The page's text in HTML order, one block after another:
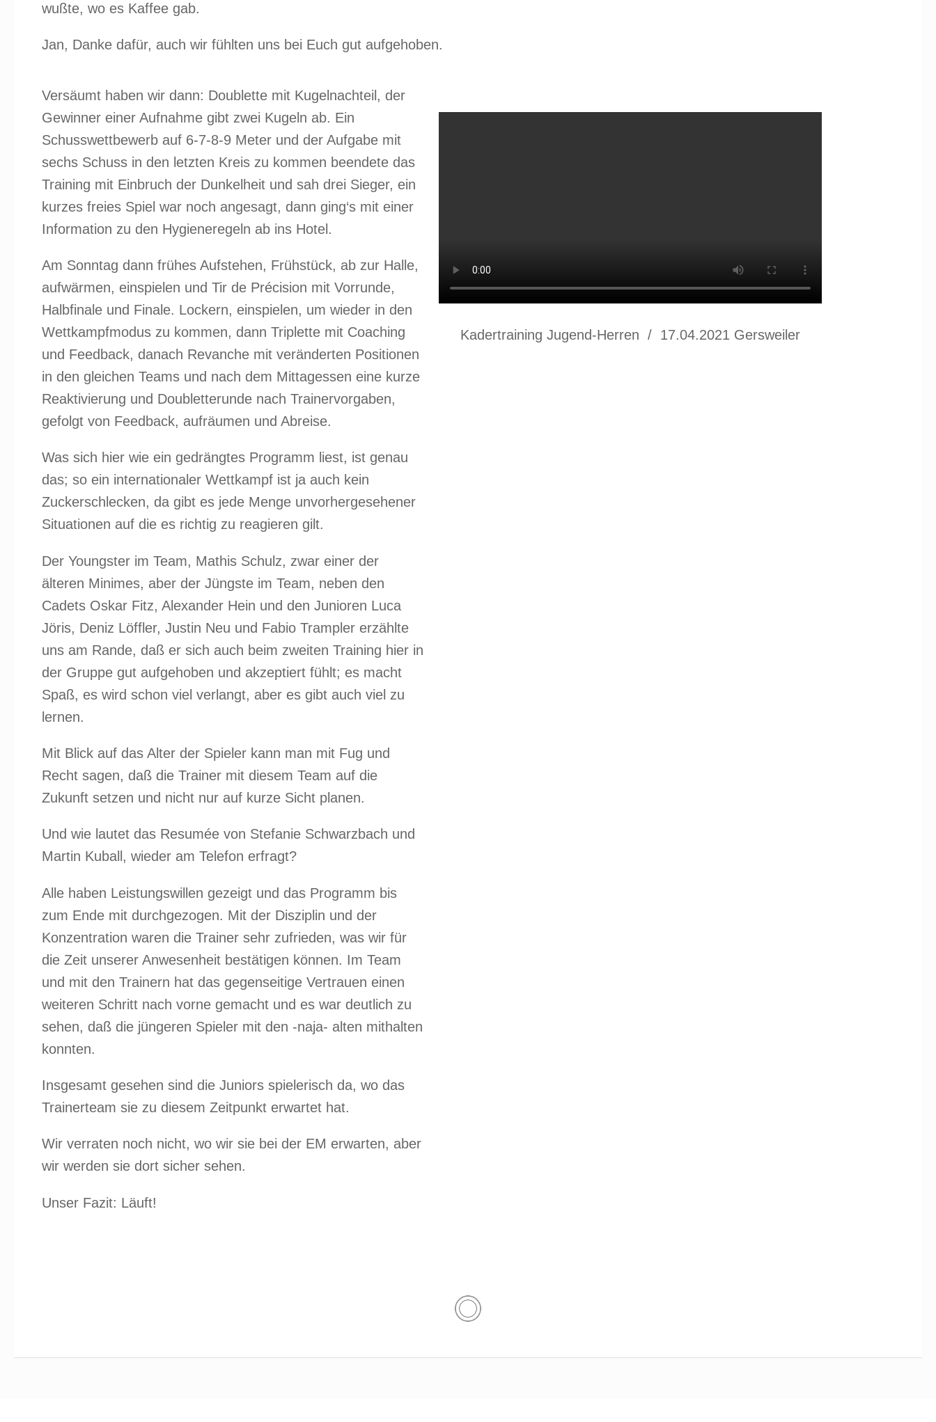
wußte, wo es Kaffee gab.
Jan, Danke dafür, auch wir fühlten uns bei Euch gut aufgehoben.
Versäumt haben wir dann: Doublette mit Kugelnachteil, der
Gewinner einer Aufnahme gibt zwei Kugeln ab. Ein
Schusswettbewerb auf 6-7-8-9 Meter und der Aufgabe mit
sechs Schuss in den letzten Kreis zu kommen beendete das
Training mit Einbruch der Dunkelheit und sah drei Sieger, ein
kurzes freies Spiel war noch angesagt, dann ging‘s mit einer
Information zu den Hygieneregeln ab ins Hotel.
Am Sonntag dann frühes Aufstehen, Frühstück, ab zur Halle,
aufwärmen, einspielen und Tir de Précision mit Vorrunde,
Halbfinale und Finale. Lockern, einspielen, um wieder in den
Wettkampfmodus zu kommen, dann Triplette mit Coaching
und Feedback, danach Revanche mit veränderten Positionen
in den gleichen Teams und nach dem Mittagessen eine kurze
Reaktivierung und Doubletterunde nach Trainervorgaben,
gefolgt von Feedback, aufräumen und Abreise.
Was sich hier wie ein gedrängtes Programm liest, ist genau
das; so ein internationaler Wettkampf ist ja auch kein
Zuckerschlecken, da gibt es jede Menge unvorhergesehener
Situationen auf die es richtig zu reagieren gilt.
Der Youngster im Team, Mathis Schulz, zwar einer der
älteren Minimes, aber der Jüngste im Team, neben den
Cadets Oskar Fitz, Alexander Hein und den Junioren Luca
Jöris, Deniz Löffler, Justin Neu und Fabio Trampler erzählte
uns am Rande, daß er sich auch beim zweiten Training hier in
der Gruppe gut aufgehoben und akzeptiert fühlt; es macht
Spaß, es wird schon viel verlangt, aber es gibt auch viel zu
lernen.
Mit Blick auf das Alter der Spieler kann man mit Fug und
Recht sagen, daß die Trainer mit diesem Team auf die
Zukunft setzen und nicht nur auf kurze Sicht planen.
Und wie lautet das Resumée von Stefanie Schwarzbach und
Martin Kuball, wieder am Telefon erfragt?
Alle haben Leistungswillen gezeigt und das Programm bis
zum Ende mit durchgezogen. Mit der Disziplin und der
Konzentration waren die Trainer sehr zufrieden, was wir für
die Zeit unserer Anwesenheit bestätigen können. Im Team
und mit den Trainern hat das gegenseitige Vertrauen einen
weiteren Schritt nach vorne gemacht und es war deutlich zu
sehen, daß die jüngeren Spieler mit den -naja- alten mithalten
konnten.
Insgesamt gesehen sind die Juniors spielerisch da, wo das
Trainerteam sie zu diesem Zeitpunkt erwartet hat.
Wir verraten noch nicht, wo wir sie bei der EM erwarten, aber
wir werden sie dort sicher sehen.
Unser Fazit: Läuft!
Kadertraining Jugend-Herren / 17.04.2021 Gersweiler